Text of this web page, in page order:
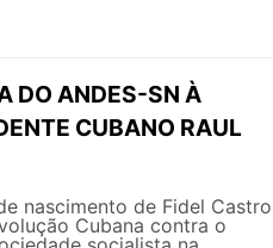
DO ANDES-SN À
CUBANO RAUL
nascimento de Fidel Castro
Cubana contra o